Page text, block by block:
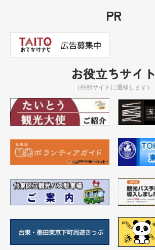
PR
お役立ちサイト
（外部サイトに遷移します）